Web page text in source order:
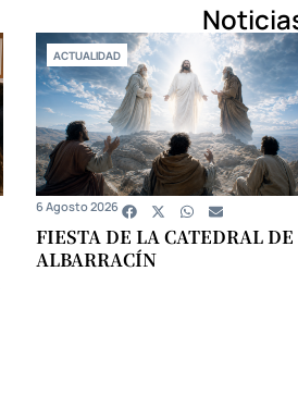
ACTUALIDAD
FIESTA DE LA CATEDRAL DE
ALBARRACÍN
6 Agosto 2026